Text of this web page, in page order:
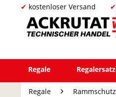
kostenloser Versand
Regale
Regale Rammschutz